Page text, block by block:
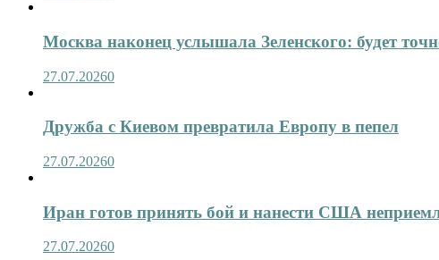
Москва наконец услышала Зеленского: будет
27.07.20260
Дружба с Киевом превратила Европу в пепел
27.07.20260
Иран готов принять бой и нанести США
27.07.20260